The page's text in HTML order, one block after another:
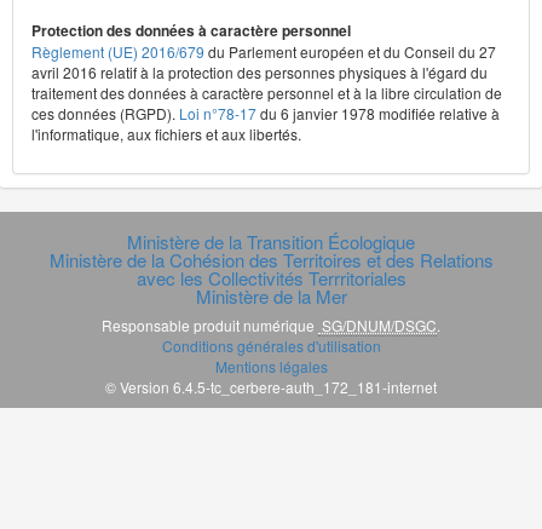
Protection des données à caractère personnel
Règlement (UE) 2016/679 du Parlement européen et du Conseil du 27
avril 2016 relatif à la protection des personnes physiques à l'égard du
traitement des données à caractère personnel et à la libre circulation de
ces données (RGPD). Loi n°78-17du 6 janvier 1978 modifiée relative à
l'informatique, aux fichiers et aux libertés.
Ministère de la Transition Écologique
Ministère de la Cohésion des Territoires et des Relations
avec les Collectivités Terrritoriales
Ministère de la Mer
Responsable produit numérique SG/DNUM/DSGC
Conditions générales d'utilisation
Mentions légales
© Version 6.4.5-tc_cerbere-auth_172_181-internet